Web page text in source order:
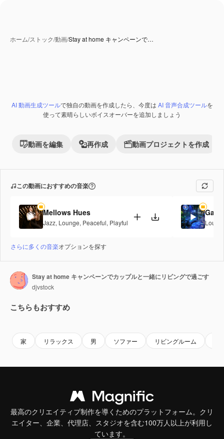
ホーム/ストック/動画/Stay at home キャンペーンで…
Premium
AI 動画生成ツールで独自の動画を作成したら、今度は AI 音声合成ツールを
使って素晴らしいボイスオーバーを追加しましょう
動画を編集 再作成 動画プロジェクトを作成
この動画におすすめの音楽
Mellows Hues
Jazz, Lounge, Peaceful, Playful
さらに多くの音楽オプションを探す
Stay at home キャンペーンでカップルと一緒にリビングで過ごす
djvstock
こちらもおすすめ
家 リラックス 男 ソファー リビングルーム
最高のクリエイティブ制作を導くためのプラットフォーム。クリ
エイター、企業、代理店、スタジオを含む100万人以上が利用し
ています。